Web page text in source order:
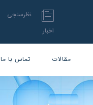
نظرسنجی
اخبار
مقالات تماس با ما